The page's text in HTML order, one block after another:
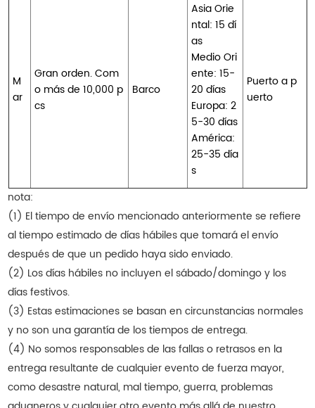
M
ar
Gran orden. Com
o más de 10,000 p
cs
Barco
Asia Orie
ntal: 15 dí
as
Medio Ori
ente: 15-
20 días
Europa: 2
5-30 días
América:
25-35 día
s
Puerto a p
uerto
nota:
(1) El tiempo de envío mencionado anteriormente se refiere
al tiempo estimado de días hábiles que tomará el envío
después de que un pedido haya sido enviado.
(2) Los días hábiles no incluyen el sábado/domingo y los
días festivos.
(3) Estas estimaciones se basan en circunstancias normales
y no son una garantía de los tiempos de entrega.
(4) No somos responsables de las fallas o retrasos en la
entrega resultante de cualquier evento de fuerza mayor,
como desastre natural, mal tiempo, guerra, problemas